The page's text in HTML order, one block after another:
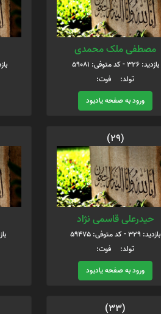
مصطفی ملک محمدی
بازدید: 326 - کد متوفی: 59081
تولد: فوت:
ورود به صفحه یادبود
بازدید:
(29)
حیدرعلی قاسمی نژاد
بازدید: 329 - کد متوفی: 59475
تولد: فوت:
ورود به صفحه یادبود
(33)